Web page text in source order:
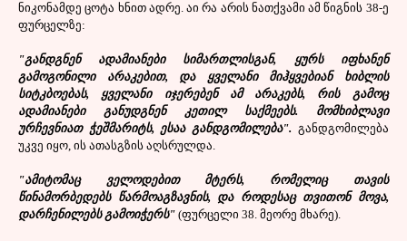
ნიკონამდე ცოტა ხნით ადრე. აი რა არის ნათქვამი ამ წიგნის 38-ე
ფურცელზე:
"განდგნენ ადამიანები სიმართლისგან, ყურს იფხანენ
გამოგონილი არაკებით, და ყველანი მიჰყვებიან ხიბლის
სიტკბოებას, ყველანი იჯერებენ ამ არაკებს, რის გამოც
ადამიანები განუდგნენ კეთილ საქმეებს. მომხიბლავი
ურჩევნიათ ჭეშმარიტს, ესაა განდგომილება". განდგომილება
უკვე იყო, ის ათასგზის აღსრულდა.
"ამიტომაც ველოდებით მტერს, რომელიც თავის
წინამორბედებს წარმოაგზავნის, და როდესაც თვითონ მოვა,
დარჩენილებს გამოიჭერს" (ფურცელი 38. მეორე მხარე).